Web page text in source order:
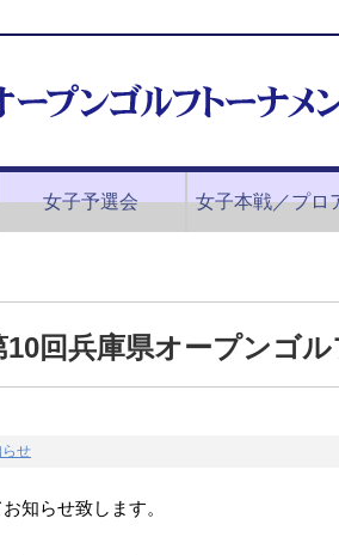
女子予選会 女子本戦／プロ
10回兵庫県オープンゴ
らせ
知らせ致します。